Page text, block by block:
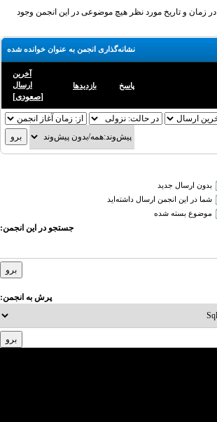
زمان و تاریخ مورد نظر هیچ موضوعی در این انجمن وجود
نشانه‌گذاری انجمن به عنوان خوانده شده
پاسخ بازدید‌ها
آخرین
ارسال
[صعودی]
بدون ارسال جدید‌
شما در این انجمن ارسال داشته‌اید
موضوع بسته شده
جستجو در این انجمن:
پرش به انجمن: